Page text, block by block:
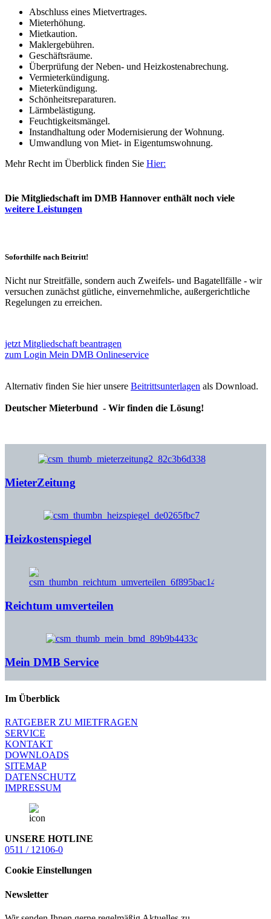
Abschluss eines Mietvertrages.
Mieterhöhung.
Mietkaution.
Maklergebühren.
Geschäftsräume.
Überprüfung der Neben- und Heizkostenabrechung.
Vermieterkündigung.
Mieterkündigung.
Schönheitsreparaturen.
Lärmbelästigung.
Feuchtigkeitsmängel.
Instandhaltung oder Modernisierung der Wohnung.
Umwandlung von Miet- in Eigentumswohnung.
Mehr Recht im Überblick finden Sie Hier:
Die Mitgliedschaft im DMB Hannover enthält noch viele
weitere Leistungen
Soforthilfe nach Beitritt!
Nicht nur Streitfälle, sondern auch Zweifels- und Bagatellfälle - wir
versuchen zunächst gütliche, einvernehmliche, außergerichtliche
Regelungen zu erreichen.
jetzt Mitgliedschaft beantragen
zum Login Mein DMB Onlineservice
Alternativ finden Sie hier unsere Beitrittsunterlagen als Download.
Deutscher Mieterbund - Wir finden die Lösung!
MieterZeitung
Heizkostenspiegel
Reichtum umverteilen
Mein DMB Service
Im Überblick
RATGEBER ZU MIETFRAGEN
SERVICE
KONTAKT
DOWNLOADS
SITEMAP
DATENSCHUTZ
IMPRESSUM
UNSERE HOTLINE
0511 / 12106-0
Cookie Einstellungen
Newsletter